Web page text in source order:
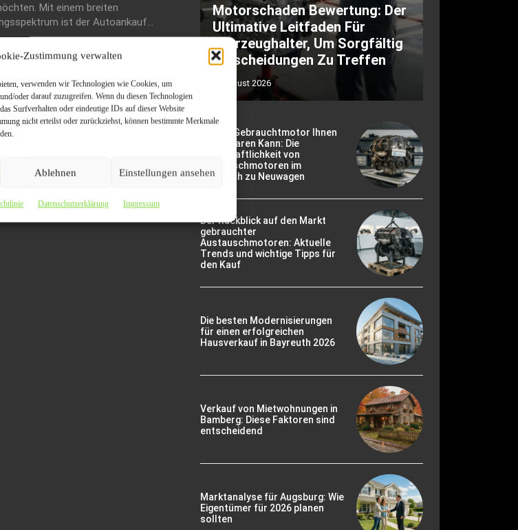
Zustimmung verwalten
verwenden wir Technologien wie Cookies, um
oder darauf zuzugreifen. Wenn du diesen Technologien
Surfverhalten oder eindeutige IDs auf dieser Website
nicht erteilst oder zurückziehst, können bestimmte Merkmale
Ablehnen Einstellungen ansehen
Datenschutzerklärung Impressum
Mit einem breiten
ist der Autoankauf...
Motorschaden Bewertung: Der
Ultimative Leitfaden Für
Fahrzeughalter, Um Sorgfältig
Entscheidungen Zu Treffen
6. August 2026
Wie Ein Gebrauchtmotor Ihnen
Geld Sparen Kann: Die
Wirtschaftlichkeit von
Austauschmotoren im
Vergleich zu Neuwagen
Der Rückblick auf den Markt
gebrauchter
Austauschmotoren: Aktuelle
Trends und wichtige Tipps für
den Kauf
Die besten Modernisierungen
für einen erfolgreichen
Hausverkauf in Bayreuth 2026
Verkauf von Mietwohnungen in
Bamberg: Diese Faktoren sind
entscheidend
Marktanalyse für Augsburg: Wie
Eigentümer für 2026 planen
sollten